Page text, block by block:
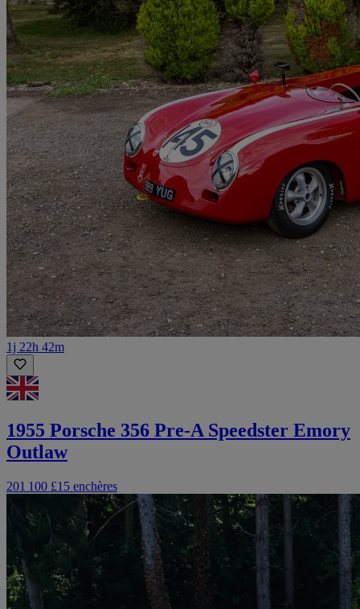
1j 22h 42m
1955 Porsche 356 Pre-A Speedster Emory
Outlaw
201 100 £15 enchères